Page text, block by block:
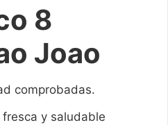
8
Joao
comprobadas.
y saludable